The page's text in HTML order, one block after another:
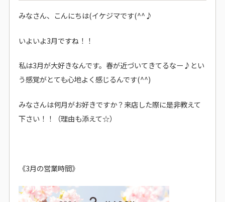
みなさん、こんにちは(イケジマです(^^♪
いよいよ3月ですね！！
私は3月が大好きなんです。春が近づいてきてるなー♪とい
う感覚がとても心地よく感じるんです(^^)
みなさんは何月がお好きですか？来店した際に是非教えて
下さい！！（理由も添えて☆）
《3月の営業時間》